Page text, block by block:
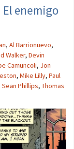
enemigo
, Al Barrionuevo,
Walker, Devin
Camuncoli, Jon
, Mike Lilly, Paul
Sean Phillips, Thomas